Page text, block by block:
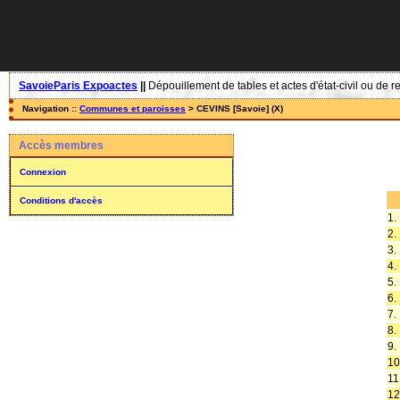
SavoieParis Expoactes Dépouillement de tables et actes d'état-civil ou de
Navigation :: Communes et paroisses > CEVINS [Savoie] (X)
Accès membres
Connexion
Conditions d'accès
1.
2.
3.
4.
5.
6.
7.
8.
9.